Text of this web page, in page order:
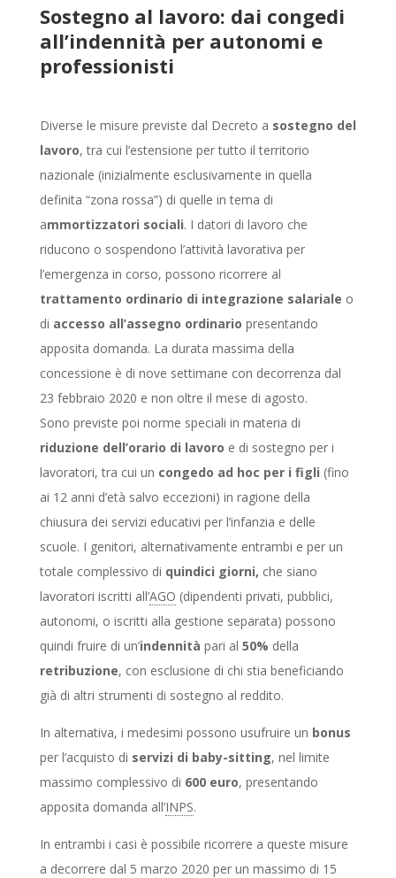
Sostegno al lavoro: dai congedi
all’indennità per autonomi e
professionisti
Diverse le misure previste dal Decreto a sostegno del
lavoro, tra cui l’estensione per tutto il territorio
nazionale (inizialmente esclusivamente in quella
definita “zona rossa”) di quelle in tema di
ammortizzatori sociali. I datori di lavoro che
riducono o sospendono l’attività lavorativa per
l’emergenza in corso, possono ricorrere al
trattamento ordinario di integrazione salariale o
di accesso all’assegno ordinario presentando
apposita domanda. La durata massima della
concessione è di nove settimane con decorrenza dal
23 febbraio 2020 e non oltre il mese di agosto.
Sono previste poi norme speciali in materia di
riduzione dell’orario di lavoro e di sostegno per i
lavoratori, tra cui un congedo ad hoc per i figli (fino
ai 12 anni d’età salvo eccezioni) in ragione della
chiusura dei servizi educativi per l’infanzia e delle
scuole. I genitori, alternativamente entrambi e per un
totale complessivo di quindici giorni, che siano
lavoratori iscritti all’AGO (dipendenti privati, pubblici,
autonomi, o iscritti alla gestione separata) possono
quindi fruire di un’indennità pari al 50% della
retribuzione, con esclusione di chi stia beneficiando
già di altri strumenti di sostegno al reddito.
In alternativa, i medesimi possono usufruire un bonus
per l’acquisto di servizi di baby-sitting, nel limite
massimo complessivo di 600 euro, presentando
apposita domanda all’INPS.
In entrambi i casi è possibile ricorrere a queste misure
a decorrere dal 5 marzo 2020 per un massimo di 15